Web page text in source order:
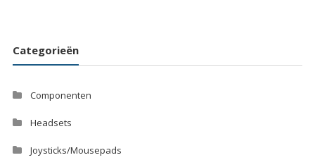
Categorieën
Componenten
Headsets
Joysticks/Mousepads